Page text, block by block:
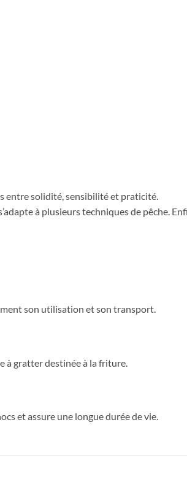
entre solidité, sensibilité et praticité.
à plusieurs techniques de pêche.
son utilisation et son transport.
à gratter destinée à la friture.
et assure une longue durée de vie.